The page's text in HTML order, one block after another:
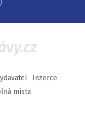
Inzerce
místa